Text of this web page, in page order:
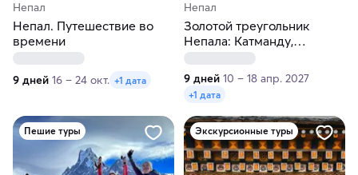
Непал
Непал. Путешествие во
времени
9 дней 16 – 24 окт. +1 дата
Непал
Золотой треугольник
Непала: Катманду,
отели 5*
9 дней 10 – 18 апр. 2027
+1 дата
Пешие туры Экскурсионные туры